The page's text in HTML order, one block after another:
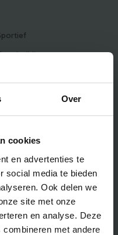
Over
cookies
en advertenties te
social media te bieden
Ook delen we
site met onze
en analyse. Deze
met andere